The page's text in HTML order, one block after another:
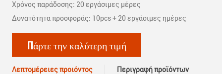
Χρόνος παράδοσης: 20 εργάσιμες μέρες
Δυνατότητα προσφοράς: 10pcs + 20 εργάσιμες ημέρες
Πάρτε την καλύτερη τιμή
Λεπτομέρειες προιόντος Περιγραφή προϊόντων